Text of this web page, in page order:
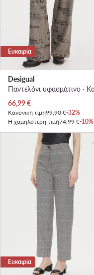
Ευκαιρία
Desigual
Τρέχουσα τιμή
66,99€
Κανονική τιμή99,90 €-32%
Η χαμηλότερη τιμή74,99 €-10%
Ευκαιρία